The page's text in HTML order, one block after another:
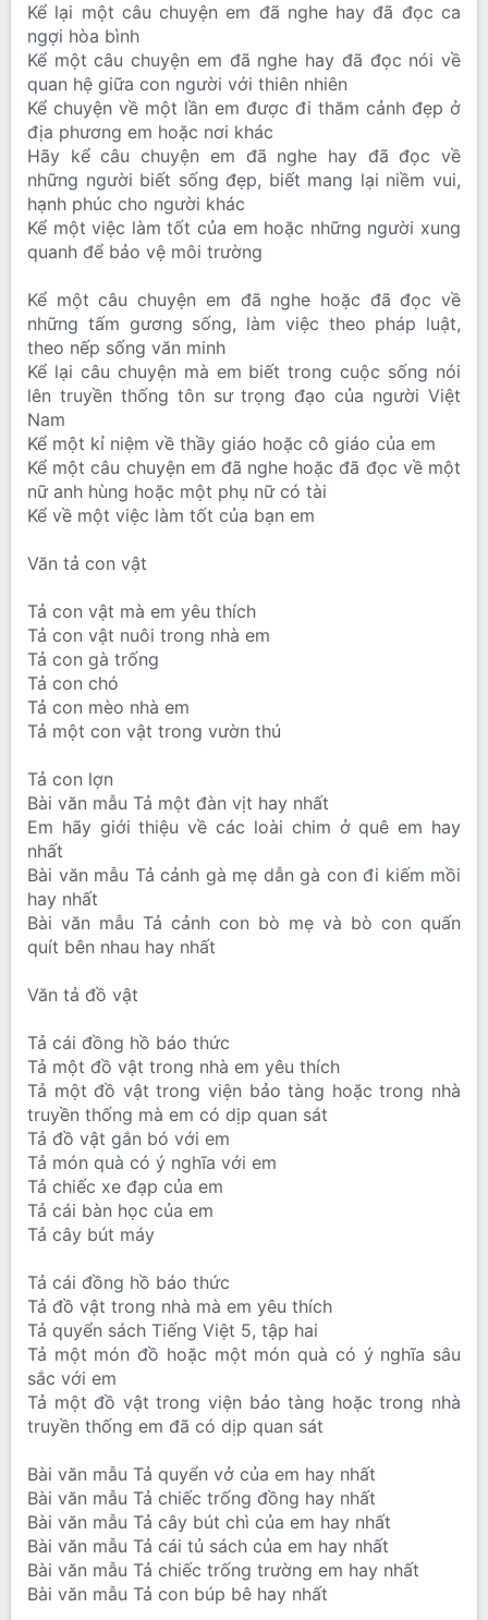
Kể lại một câu chuyện em đã nghe hay đã đọc ca
ngợi hòa bình
Kể một câu chuyện em đã nghe hay đã đọc nói về
quan hệ giữa con người với thiên nhiên
Kể chuyện về một lần em được đi thăm cảnh đẹp ở
địa phương em hoặc nơi khác
Hãy kể câu chuyện em đã nghe hay đã đọc về
những người biết sống đẹp, biết mang lại niềm vui,
hạnh phúc cho người khác
Kể một việc làm tốt của em hoặc những người xung
quanh để bảo vệ môi trường
Kể một câu chuyện em đã nghe hoặc đã đọc về
những tấm gương sống, làm việc theo pháp luật,
theo nếp sống văn minh
Kể lại câu chuyện mà em biết trong cuộc sống nói
lên truyền thống tôn sư trọng đạo của người Việt
Nam
Kể một kỉ niệm về thầy giáo hoặc cô giáo của em
Kể một câu chuyện em đã nghe hoặc đã đọc về một
nữ anh hùng hoặc một phụ nữ có tài
Kể về một việc làm tốt của bạn em
Văn tả con vật
Tả con vật mà em yêu thích
Tả con vật nuôi trong nhà em
Tả con gà trống
Tả con chó
Tả con mèo nhà em
Tả một con vật trong vườn thú
Tả con lợn
Bài văn mẫu Tả một đàn vịt hay nhất
Em hãy giới thiệu về các loài chim ở quê em hay
nhất
Bài văn mẫu Tả cảnh gà mẹ dẫn gà con đi kiếm mồi
hay nhất
Bài văn mẫu Tả cảnh con bò mẹ và bò con quấn
quít bên nhau hay nhất
Văn tả đồ vật
Tả cái đồng hồ báo thức
Tả một đồ vật trong nhà em yêu thích
Tả một đồ vật trong viện bảo tàng hoặc trong nhà
truyền thống mà em có dịp quan sát
Tả đồ vật gắn bó với em
Tả món quà có ý nghĩa với em
Tả chiếc xe đạp của em
Tả cái bàn học của em
Tả cây bút máy
Tả cái đồng hồ báo thức
Tả đồ vật trong nhà mà em yêu thích
Tả quyển sách Tiếng Việt 5, tập hai
Tả một món đồ hoặc một món quà có ý nghĩa sâu
sắc với em
Tả một đồ vật trong viện bảo tàng hoặc trong nhà
truyền thống em đã có dịp quan sát
Bài văn mẫu Tả quyển vở của em hay nhất
Bài văn mẫu Tả chiếc trống đồng hay nhất
Bài văn mẫu Tả cây bút chì của em hay nhất
Bài văn mẫu Tả cái tủ sách của em hay nhất
Bài văn mẫu Tả chiếc trống trường em hay nhất
Bài văn mẫu Tả con búp bê hay nhất